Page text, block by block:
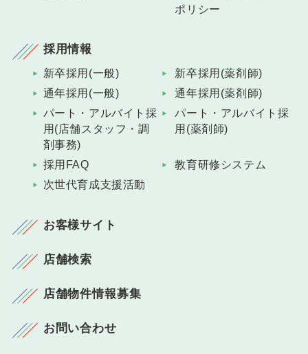
ポリシー
採用情報
新卒採用(一般)
新卒採用(薬剤師)
通年採用(一般)
通年採用(薬剤師)
パート・アルバイト採
用(店舗スタッフ・調
剤事務)
パート・アルバイト採
用(薬剤師)
採用FAQ
教育研修システム
次世代育成支援活動
お客様サイト
店舗検索
店舗物件情報募集
お問い合わせ